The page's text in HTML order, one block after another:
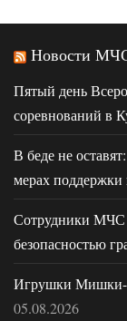
Новости
Пятый день
соревнований в
В беде не
мерах
Сотрудники МЧС
безопасностью
Игрушки Мишки-
05.08.2026